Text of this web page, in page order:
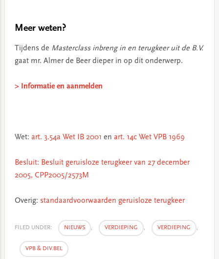
Meer weten?
Tijdens de Masterclass inbreng in en terugkeer uit de B.V.
gaat mr. Almer de Beer dieper in op dit onderwerp.
> Informatie en aanmelden
Wet: art. 3.54a Wet IB 2001 en art. 14c Wet VPB 1969
Besluit: Besluit geruisloze terugkeer van 27 december
2005, CPP2005/2573M
Overig: standaardvoorwaarden geruisloze terugkeer
FILED UNDER: NIEUWS , VERDIEPING , VERDIEPING ,
VPB & DIV.BEL